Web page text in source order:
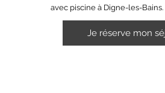
avec piscine à Digne-les-Bains.
Je réserve mon